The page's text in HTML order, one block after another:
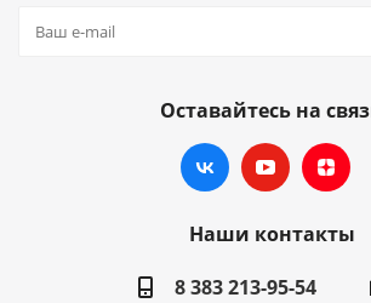
Оставайтесь на
Наши контакты
8 383 213-95-54